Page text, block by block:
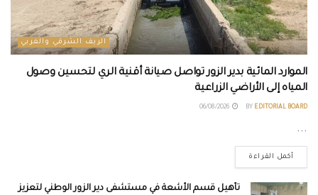
الريف الشرقي والغربي
الموارد المائية بدير الزور تواصل صيانة أقنية الري لتحسين وصول
المياه إلى الأراضي الزراعية
BY EDITORIAL BOARD
...
أكمل القراءة
تأهيل قسم الأشعة في مستشفى دير الزور الوطني لتعزيز